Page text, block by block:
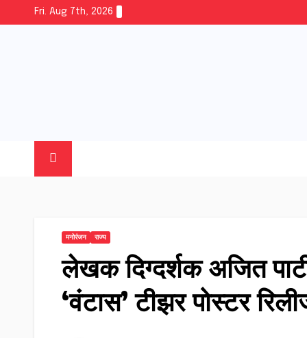
Fri. Aug 7th, 2026
मनोरंजन राज्य
लेखक दिग्दर्शक अजित
‘वंटास’ टीझर पोस्टर